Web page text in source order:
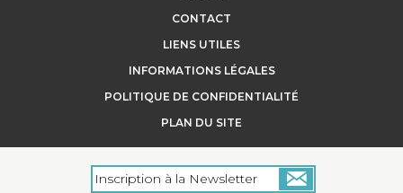
CONTACT
LIENS UTILES
INFORMATIONS LÉGALES
POLITIQUE DE CONFIDENTIALITÉ
PLAN DU SITE